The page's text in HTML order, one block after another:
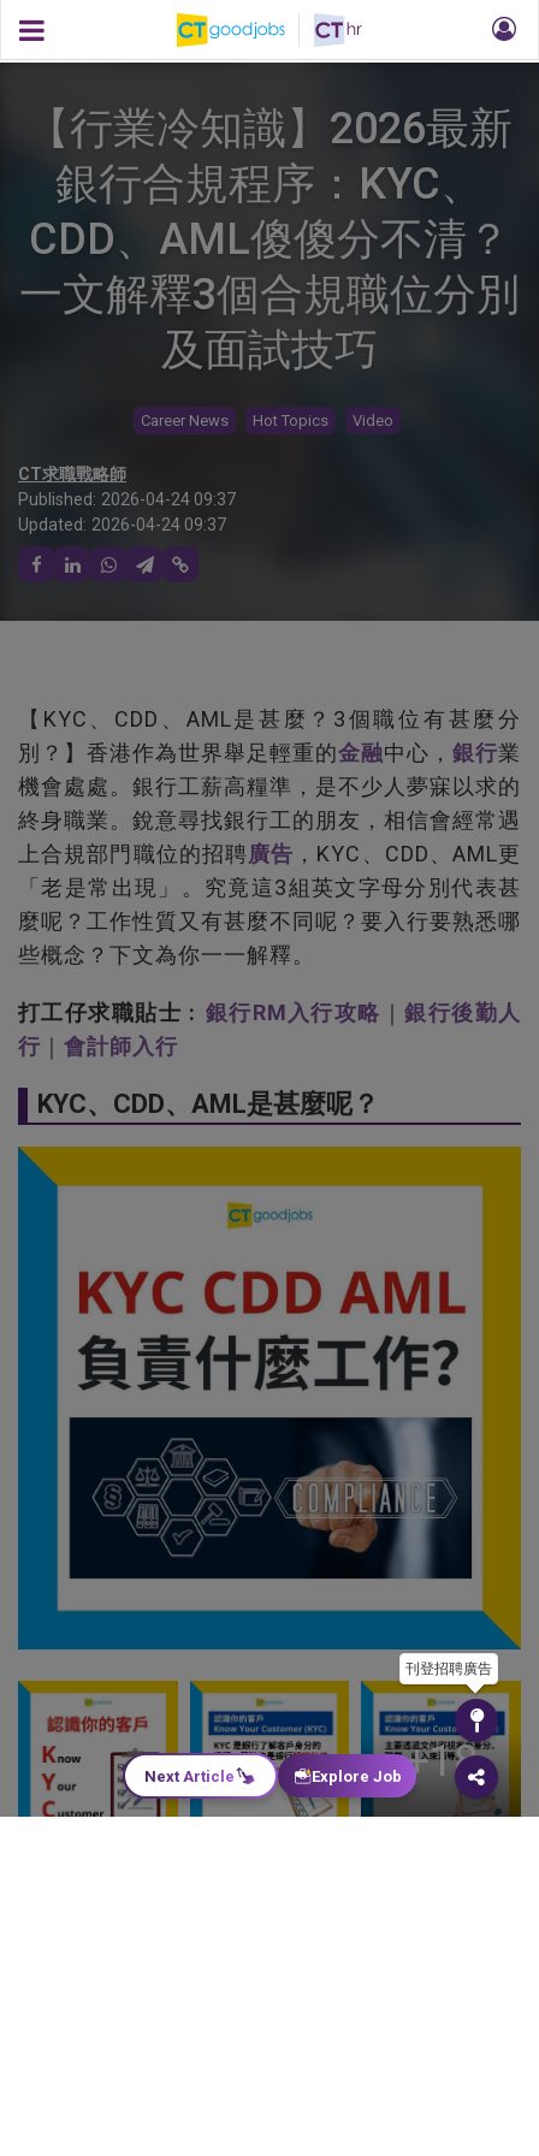
【行業冷知識】2026最新
銀行合規程序：KYC、
CDD、AML傻傻分不清？
一文解釋3個合規職位分別
及面試技巧
Career News Hot Topics Video
CT求職戰略師
Published: 2026-04-24 09:37
Updated: 2026-04-24 09:37
【KYC、CDD、AML是甚麼？3個職位有甚麼分
別？】香港作為世界舉足輕重的金融中心， 銀行業
機會處處。銀行工薪高糧準，是不少人夢寐以求的
終身職業。銳意尋找銀行工的朋友，相信會經常遇
上合規部門職位的招聘廣告 ，KYC、CDD、AML更
「老是常出現」。究竟這3組英文字母分別代表甚
麼呢？工作性質又有甚麼不同呢？要入行要熟悉哪
些概念？下文為你一一解釋。
打工仔求職貼士 ︰ 銀行RM入行攻略 ｜銀行後勤人
行 ｜ 會計師入行
KYC、CDD、AML是甚麼呢？
+18
刊登招聘廣告
Next Article Explore Job